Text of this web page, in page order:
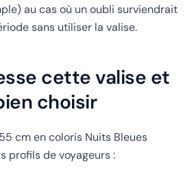
au cas où un oubli surviendrait
sans utiliser la valise.
cette valise et
choisir
cm en coloris Nuits Bleues
profils de voyageurs :